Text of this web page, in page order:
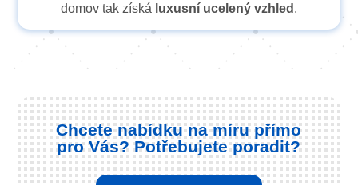
domov tak získá luxusní ucelený vzhled .
Chcete nabídku na míru přímo
pro Vás? Potřebujete poradit?